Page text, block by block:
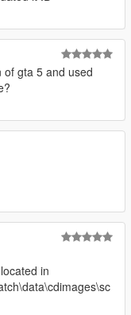
of gta 5 and used
in